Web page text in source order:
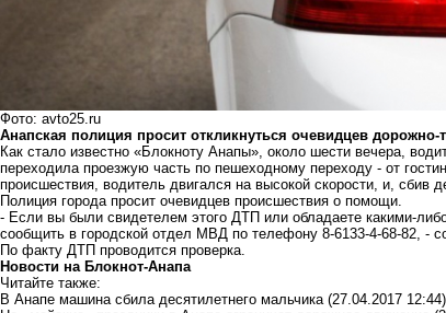
Фото: avto25.ru
Анапская полиция просит откликнуться очевидцев
Как стало известно «Блокноту Анапы», около шести вечера,
переходила проезжую часть по пешеходному переходу - от
происшествия, водитель двигался на высокой скорости, и, сбив
Полиция города просит очевидцев происшествия о помощи.
- Если вы были свидетелем этого ДТП или обладаете какими-
сообщить в городской отдел МВД по телефону 8-6133-4-68-82, -
По факту ДТП проводится проверка.
Новости на Блoкнoт-Анапа
Читайте также:
В Анапе машина сбила десятилетнего мальчика (27.04.2017 12:44)